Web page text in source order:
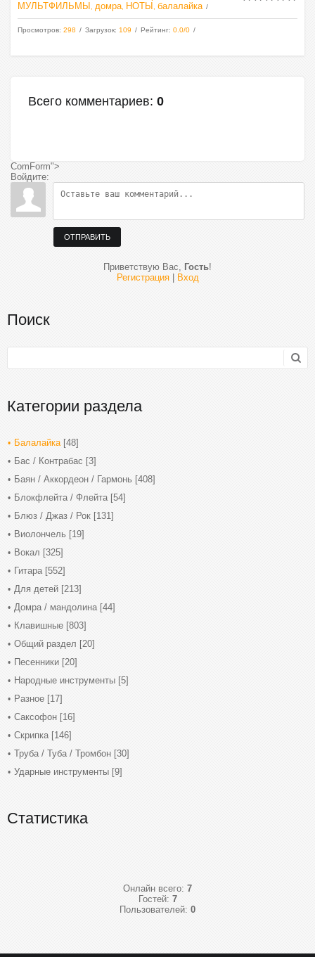
МУЛЬТФИЛЬМЫ домра НОТЫ балалайка
Просмотров: 298 Загрузок: 109 Рейтинг: 0.0/0
Всего комментариев: 0
ComForm">
Войдите:
ОТПРАВИТЬ
Приветствую Вас, Гость!
Регистрация| Вход
Поиск
Категории раздела
Балалайка [48]
Бас / Контрабас [3]
Баян / Аккордеон / Гармонь [408]
Блокфлейта / Флейта [54]
Блюз / Джаз / Рок [131]
Виолончель [19]
Вокал [325]
Гитара [552]
Для детей [213]
Домра / мандолина [44]
Клавишные [803]
Общий раздел [20]
Песенники [20]
Народные инструменты [5]
Разное [17]
Саксофон [16]
Скрипка [146]
Труба / Туба / Тромбон [30]
Ударные инструменты [9]
Статистика
Онлайн всего: 7
Гостей: 7
Пользователей: 0